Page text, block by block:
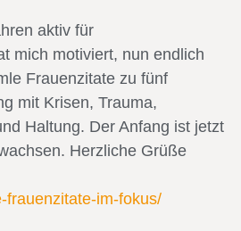
aktiv für
mich motiviert, nun endlich
Frauenzitate zu fünf
mit Krisen, Trauma,
Haltung. Der Anfang ist jetzt
Herzliche Grüße
frauenzitate-im-fokus/